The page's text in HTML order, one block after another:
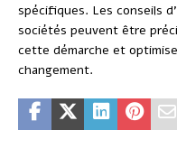
spécifiques. Les conseils
sociétés peuvent être
cette démarche et
changement.